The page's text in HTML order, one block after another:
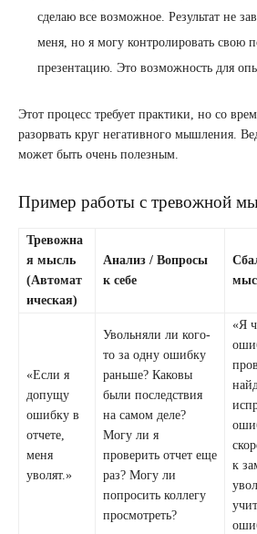
сделаю все возможное. Результат не
меня, но я могу контролировать свою
презентацию. Это возможность для
Этот процесс требует практики, но со
разорвать круг негативного мышления.
может быть очень полезным.
Пример работы с тревожной
Тревожна
я мысль
(Автомат
ическая)
Анализ / Вопросы
к себе
«Если я
допущу
ошибку в
отчете,
меня
уволят.»
Увольняли ли кого-
то за одну ошибку
раньше? Каковы
были последствия
на самом деле?
Могу ли я
проверить отчет еще
раз? Могу ли
попросить коллегу
просмотреть?
«Я
к